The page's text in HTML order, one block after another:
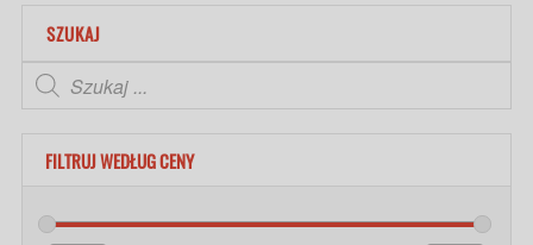
SZUKAJ
FILTRUJ WEDŁUG CENY